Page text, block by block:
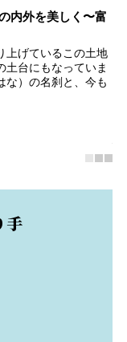
内外を美しく〜富
上げているこの土地
土台にもなっていま
な）の名刹と、今も
手